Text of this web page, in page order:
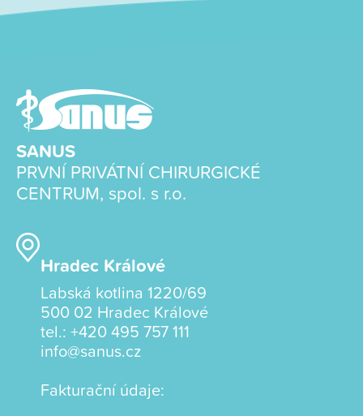
SANUS
PRVNÍ PRIVÁTNÍ CHIRURGICKÉ
CENTRUM, spol. s r.o.
Hradec Králové
Labská kotlina 1220/69
500 02 Hradec Králové
tel.: +420 495 757 111
info@sanus.cz
Fakturační údaje: